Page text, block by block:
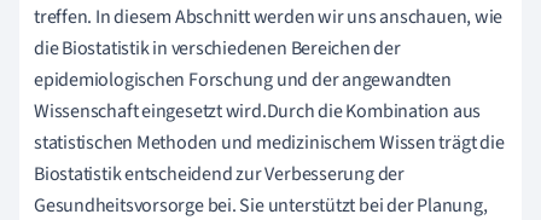
treffen. In diesem Abschnitt werden wir uns anschauen, wie
die Biostatistik in verschiedenen Bereichen der
epidemiologischen Forschung und der angewandten
Wissenschaft eingesetzt wird.Durch die Kombination aus
statistischen Methoden und medizinischem Wissen trägt die
Biostatistik entscheidend zur Verbesserung der
Gesundheitsvorsorge bei. Sie unterstützt bei der Planung,